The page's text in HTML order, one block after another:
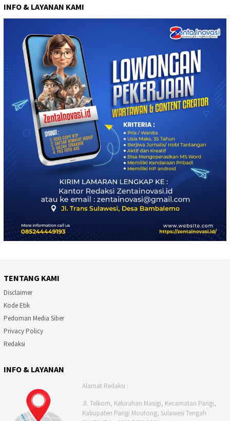
INFO & LAYANAN KAMI
TENTANG KAMI
Disclaimer
Kode Etik
Pedoman Media Siber
Privacy Policy
Redaksi
INFO & LAYANAN
Alamat Redaksi :
Jl. Telkom, Kelurahan Masigi, Kecamatan Parigi,
Kabupaten Parigi Moutong, Sulawesi Tengah